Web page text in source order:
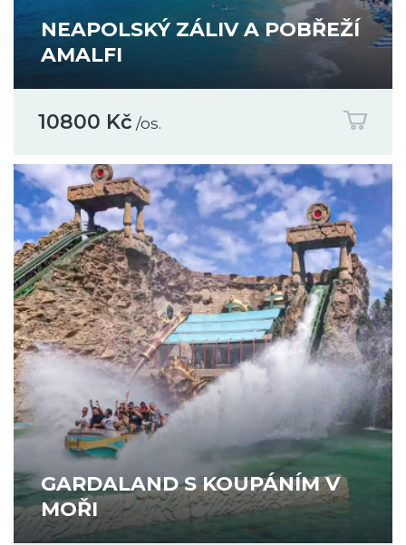
NEAPOLSKÝ ZÁLIV A POBŘEŽÍ
AMALFI
10800 Kč /os.
GARDALAND S KOUPÁNÍM V
MOŘI